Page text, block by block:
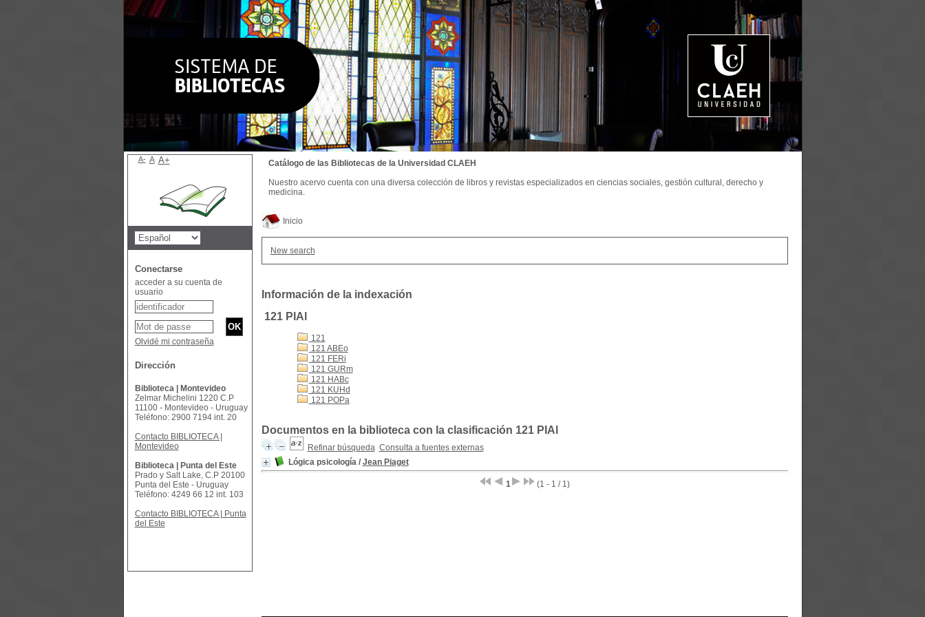
Inicio
New search
Información de la indexación
121 PIAl
121
121 ABEo
121 FERi
121 GURm
121 HABc
121 KUHd
121 POPa
Documentos en la biblioteca con la clasificación 121 PIAl
Refinar búsqueda Consulta a fuentes externas
Lógica psicología/ Jean Piaget
1 (1 - 1 / 1)
Catálogo de las Bibliotecas de la Universidad CLAEH
Nuestro acervo cuenta con una diversa colección de libros y revistas especializados en ciencias sociales, gestión cultural, derecho y
medicina.
A- A A+
Conectarse
acceder a su cuenta de
usuario
Olvidé mi contraseña
Dirección
Biblioteca | Montevideo
Zelmar Michelini 1220 C.P
11100 - Montevideo - Uruguay
Teléfono: 2900 7194 int. 20
Contacto BIBLIOTECA |
Montevideo
Biblioteca | Punta del Este
Prado y Salt Lake, C.P 20100
Punta del Este - Uruguay
Teléfono: 4249 66 12 int. 103
Contacto BIBLIOTECA | Punta
del Este